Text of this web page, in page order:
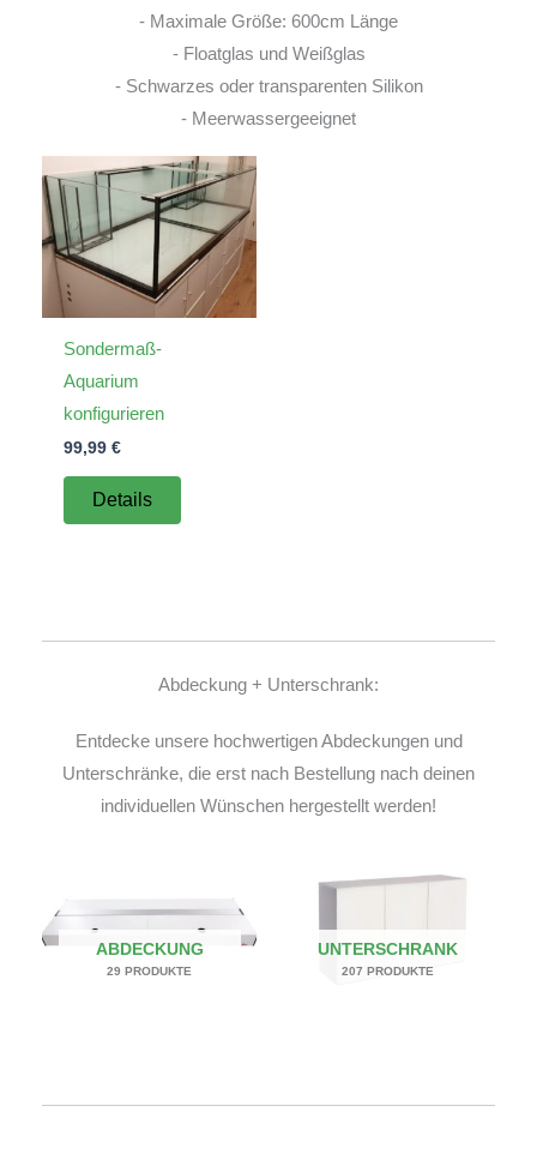
- Maximale Größe: 600cm Länge
- Floatglas und Weißglas
- Schwarzes oder transparenten Silikon
- Meerwassergeeignet
Sondermaß-
Aquarium
konfigurieren
99,99 €
Details
Abdeckung + Unterschrank:
Entdecke unsere hochwertigen Abdeckungen und
Unterschränke, die erst nach Bestellung nach deinen
individuellen Wünschen hergestellt werden!
ABDECKUNG
29 PRODUKTE
UNTERSCHRANK
207 PRODUKTE